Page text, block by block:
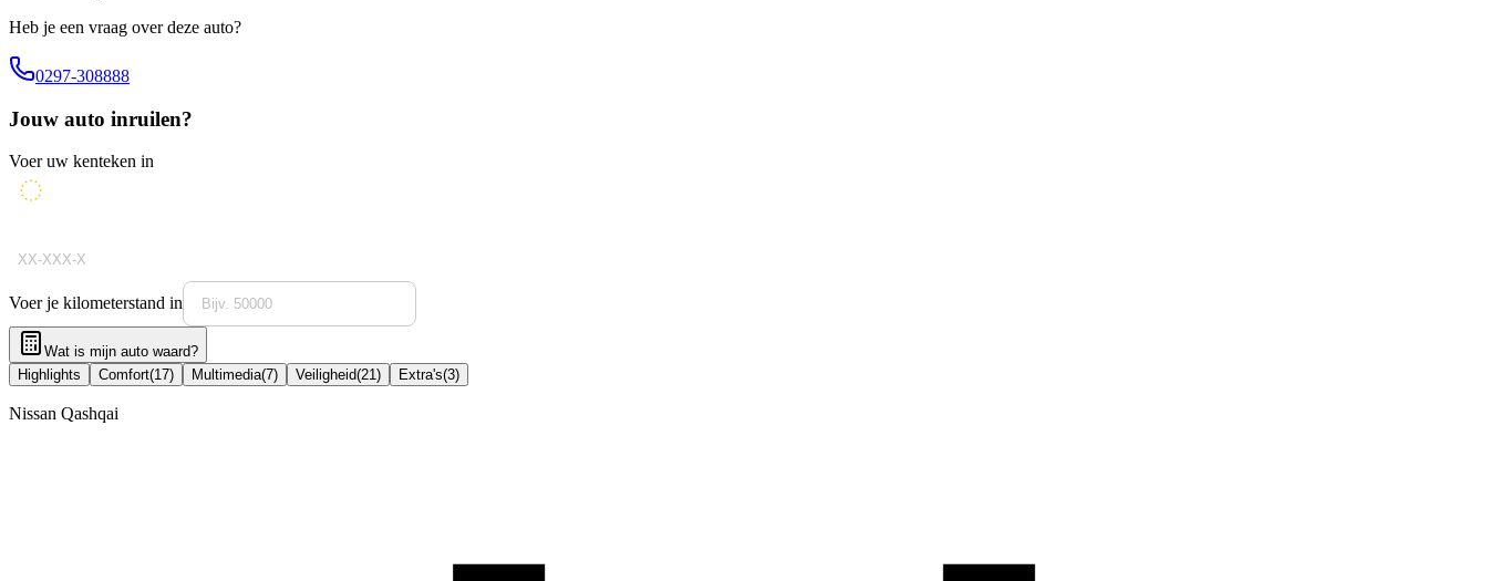
Heb je een vraag over deze auto?
0297-308888
Jouw auto inruilen?
Voer uw kenteken in
Voer je kilometerstand in
Wat is mijn auto waard?
Highlights
Comfort(17) Multimedia(7) Veiligheid(21) Extra's(3)
Nissan Qashqai